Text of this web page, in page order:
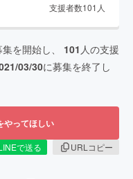
支援者数101 人
を開始し、 101 人の支援
03/30に募集を終了し
やってほしい
で送る
URLコピー